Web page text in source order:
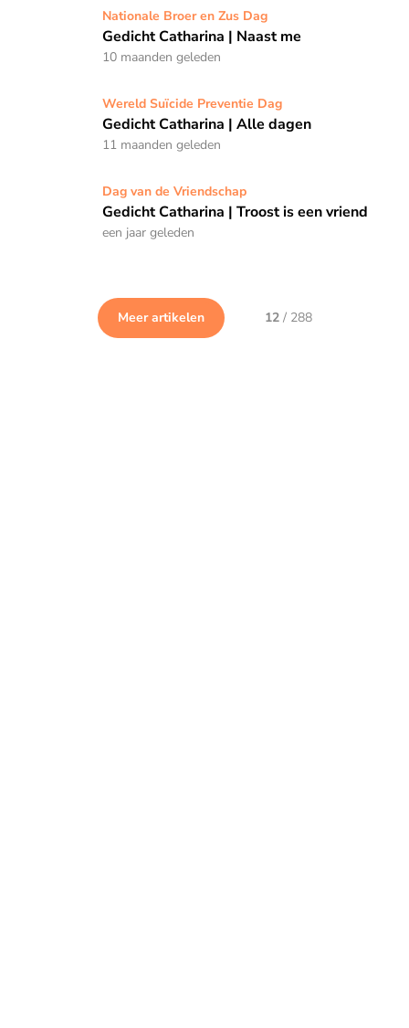
Gedicht Catharina | Naast me
Nationale Broer en Zus Dag
Gedicht Catharina | Naast me
10 maanden geleden
Gedicht Catharina | Alle dagen
Wereld Suïcide Preventie Dag
Gedicht Catharina | Alle dagen
11 maanden geleden
Gedicht Catharina | Troost is een vriend
Dag van de Vriendschap
Gedicht Catharina | Troost is een vriend
een jaar geleden
Meer artikelen 12/ 288